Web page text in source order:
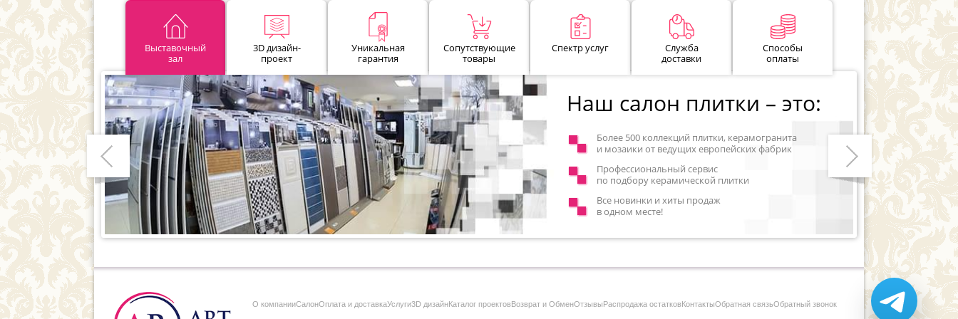
Выставочный
зал
3D дизайн-
проект
Уникальная
гарантия
Сопутствующие
товары
Спектр услуг
Служба
доставки
Способы
оплаты
Наш салон плитки – это:
Более 500 коллекций плитки, керамогранита
и мозаики от ведущих европейских фабрик
Профессиональный сервис
по подбору керамической плитки
Все новинки и хиты продаж
в одном месте!
Предыдущий
Следующий
О компанииCалонОплата и доставкаУслуги3D дизайнКаталог проектовВозврат и ОбменОтзывыРаспродажа остатковКонтактыОбратная связьОбратный звонок